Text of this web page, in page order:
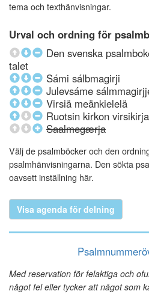
tema och texthänvisningar.
Urval och ordning för
Den svenska
talet
Sámi sálbmagirji
Julevsáme
Virsiä meänkielelä
Ruotsin kirkon virsikirja
Saalmegærja
Välj de psalmböcker och den
psalmhänvisningarna. Den sökta
oavsett inställning här.
Visa agenda för delning
Med reservation för felaktiga och
något fel eller tycker att något som